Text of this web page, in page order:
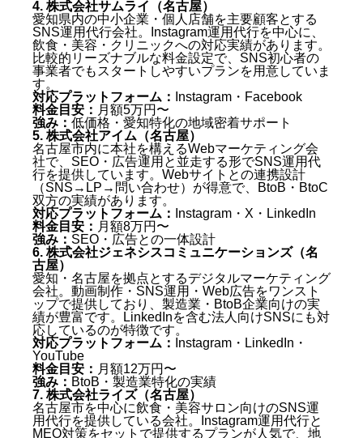
4. 株式会社サムライ（名古屋）
愛知県内の中小企業・個人店舗を主要顧客とする
SNS運用代行会社。Instagram運用代行を中心に、
飲食・美容・クリニックへの対応実績があります。
比較的リーズナブルな料金設定で、SNS初心者の
事業者でもスタートしやすいプランを用意していま
す。
対応プラットフォーム：
Instagram・Facebook
料金目安： 月額5万円〜
強み： 低価格・愛知特化の地域密着サポート
5. 株式会社アイム（名古屋）
名古屋市内に本社を構えるWebマーケティング会
社で、SEO・広告運用と並走する形でSNS運用代
行を提供しています。Webサイトとの連携設計
（SNS→LP→問い合わせ）が得意で、BtoB・BtoC
双方の実績があります。
対応プラットフォーム：
Instagram・X・LinkedIn
料金目安： 月額8万円〜
強み： SEO・広告との一体設計
6. 株式会社ジェネシスコミュニケーションズ（名
古屋）
愛知・名古屋を拠点とするデジタルマーケティング
会社。動画制作・SNS運用・Web広告をワンスト
ップで提供しており、製造業・BtoB企業向けの実
績が豊富です。LinkedInを含む法人向けSNSにも対
応しているのが特徴です。
対応プラットフォーム：
Instagram・LinkedIn・
YouTube
料金目安： 月額12万円〜
強み： BtoB・製造業特化の実績
7. 株式会社ライズ（名古屋）
名古屋市を中心に飲食・美容サロン向けのSNS運
用代行を提供している会社。Instagram運用代行と
MEO対策をセットで提供するプランが人気で、地